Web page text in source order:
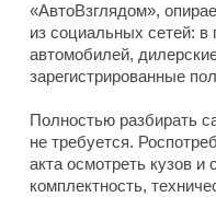
«АвтоВзглядом»,
из социальных сетей:
автомобилей,
зарегистрированные
Полностью разбирать
не требуется.
акта осмотреть кузов и
комплектность,